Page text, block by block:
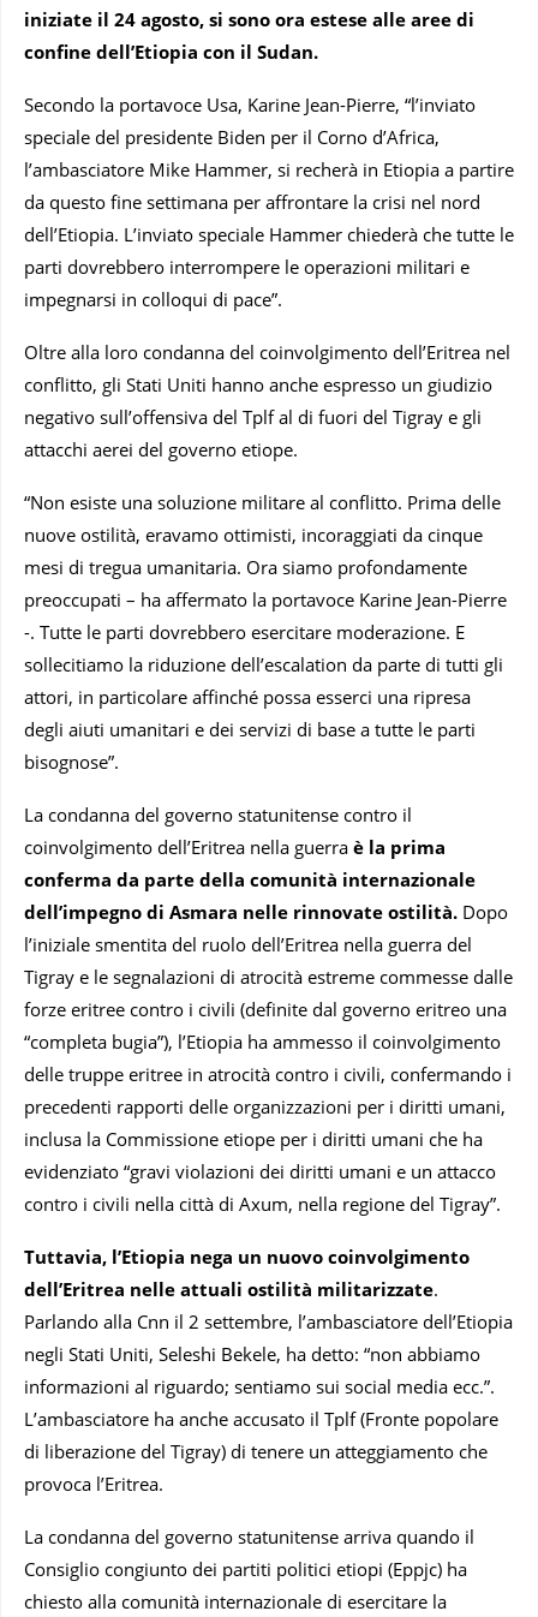
iniziate il 24 agosto, si sono ora estese alle aree di
confine dell’Etiopia con il Sudan.
Secondo la portavoce Usa, Karine Jean-Pierre, “l’inviato
speciale del presidente Biden per il Corno d’Africa,
l’ambasciatore Mike Hammer, si recherà in Etiopia a partire
da questo fine settimana per affrontare la crisi nel nord
dell’Etiopia. L’inviato speciale Hammer chiederà che tutte le
parti dovrebbero interrompere le operazioni militari e
impegnarsi in colloqui di pace”.
Oltre alla loro condanna del coinvolgimento dell’Eritrea nel
conflitto, gli Stati Uniti hanno anche espresso un giudizio
negativo sull’offensiva del Tplf al di fuori del Tigray e gli
attacchi aerei del governo etiope.
“Non esiste una soluzione militare al conflitto. Prima delle
nuove ostilità, eravamo ottimisti, incoraggiati da cinque
mesi di tregua umanitaria. Ora siamo profondamente
preoccupati – ha affermato la portavoce Karine Jean-Pierre
-. Tutte le parti dovrebbero esercitare moderazione. E
sollecitiamo la riduzione dell’escalation da parte di tutti gli
attori, in particolare affinché possa esserci una ripresa
degli aiuti umanitari e dei servizi di base a tutte le parti
bisognose”.
La condanna del governo statunitense contro il
coinvolgimento dell’Eritrea nella guerra è la prima
conferma da parte della comunità internazionale
dell’impegno di Asmara nelle rinnovate ostilità. Dopo
l’iniziale smentita del ruolo dell’Eritrea nella guerra del
Tigray e le segnalazioni di atrocità estreme commesse dalle
forze eritree contro i civili (definite dal governo eritreo una
“completa bugia”), l’Etiopia ha ammesso il coinvolgimento
delle truppe eritree in atrocità contro i civili, confermando i
precedenti rapporti delle organizzazioni per i diritti umani,
inclusa la Commissione etiope per i diritti umani che ha
evidenziato “gravi violazioni dei diritti umani e un attacco
contro i civili nella città di Axum, nella regione del Tigray”.
Tuttavia, l’Etiopia nega un nuovo coinvolgimento
dell’Eritrea nelle attuali ostilità militarizzate.
Parlando alla Cnn il 2 settembre, l’ambasciatore dell’Etiopia
negli Stati Uniti, Seleshi Bekele, ha detto: “non abbiamo
informazioni al riguardo; sentiamo sui social media ecc.”.
L’ambasciatore ha anche accusato il Tplf (Fronte popolare
di liberazione del Tigray) di tenere un atteggiamento che
provoca l’Eritrea.
La condanna del governo statunitense arriva quando il
Consiglio congiunto dei partiti politici etiopi (Eppjc) ha
chiesto alla comunità internazionale di esercitare la